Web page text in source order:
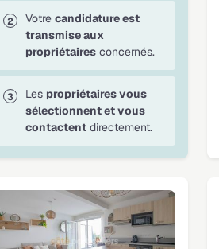
Votre candidature est
transmise aux
propriétaires concernés.
Les propriétaires vous
sélectionnent et vous
contactent directement.